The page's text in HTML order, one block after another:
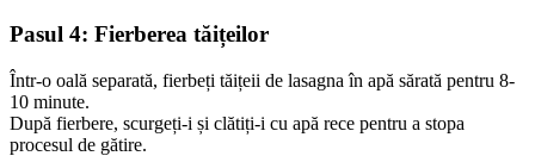
Pasul 4: Fierberea tăițeilor
Într-o oală separată, fierbeți tăițeii de lasagna în apă sărată pentru 8-
10 minute.
După fierbere, scurgeți-i și clătiți-i cu apă rece pentru a stopa
procesul de gătire.